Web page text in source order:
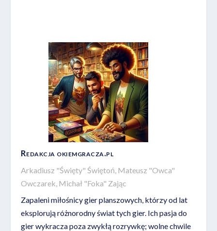
Redakcja okiemgracza.pl
Arkadiusz "Święty" Świętoń, Mateusz "Owca"
Owczarek, Michał "Foka" Zając
Zapaleni miłośnicy gier planszowych, którzy od lat
eksplorują różnorodny świat tych gier. Ich pasja do
gier wykracza poza zwykłą rozrywkę; wolne chwile